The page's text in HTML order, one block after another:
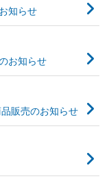
知らせ
お知らせ
販売のお知らせ